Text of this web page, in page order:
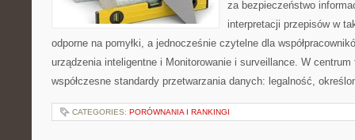
za bezpieczeństwo
interpretacji przepisów w
odporne na pomyłki, a jednocześnie czytelne dla
urządzenia inteligentne i Monitorowanie i surveillance. W
współczesne standardy przetwarzania danych: legalność,
CATEGORIES: PORÓWNANIA I RANKINGI